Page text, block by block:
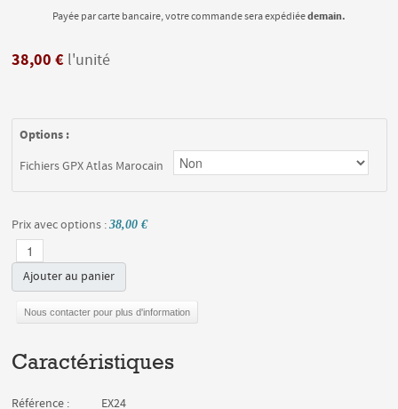
Payée par carte bancaire, votre commande sera expédiéedemain.
38,00 € l'unité
Options :
Fichiers GPX Atlas Marocain
Prix avec options : 38,00 €
Ajouter au panier
Nous contacter pour plus d'information
Caractéristiques
Référence : EX24